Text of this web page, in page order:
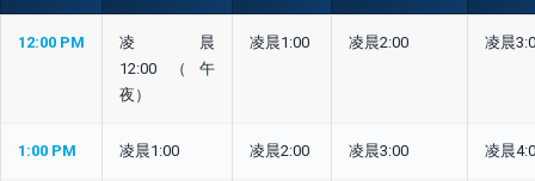
12:00 PM
凌晨
12:00（午
夜）
凌晨1:00 凌晨2:00 凌晨
1:00 PM 凌晨1:00 凌晨2:00 凌晨3:00 凌晨